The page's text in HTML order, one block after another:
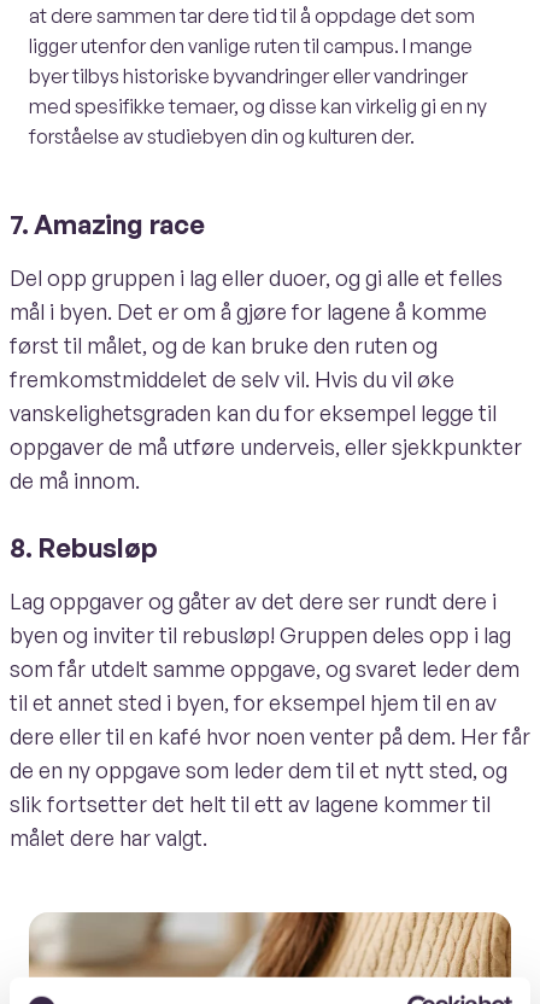
at dere sammen tar dere tid til å oppdage det som
ligger utenfor den vanlige ruten til campus. I mange
byer tilbys historiske byvandringer eller vandringer
med spesifikke temaer, og disse kan virkelig gi en ny
forståelse av studiebyen din og kulturen der.
7. Amazing race
Del opp gruppen i lag eller duoer, og gi alle et felles
mål i byen. Det er om å gjøre for lagene å komme
først til målet, og de kan bruke den ruten og
fremkomstmiddelet de selv vil. Hvis du vil øke
vanskelighetsgraden kan du for eksempel legge til
oppgaver de må utføre underveis, eller sjekkpunkter
de må innom.
8. Rebusløp
Lag oppgaver og gåter av det dere ser rundt dere i
byen og inviter til rebusløp! Gruppen deles opp i lag
som får utdelt samme oppgave, og svaret leder dem
til et annet sted i byen, for eksempel hjem til en av
dere eller til en kafé hvor noen venter på dem. Her får
de en ny oppgave som leder dem til et nytt sted, og
slik fortsetter det helt til ett av lagene kommer til
målet dere har valgt.